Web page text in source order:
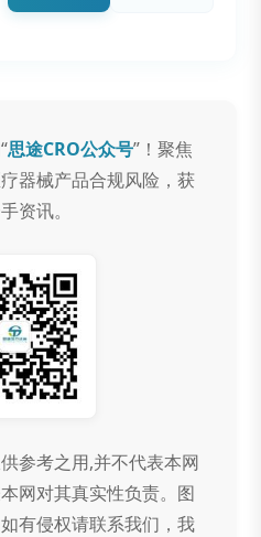
思途CRO公众号”！聚焦
器械产品合规风险，获
资讯。
参考之用,并不代表本网
网对其真实性负责。图
有侵权请联系我们，我